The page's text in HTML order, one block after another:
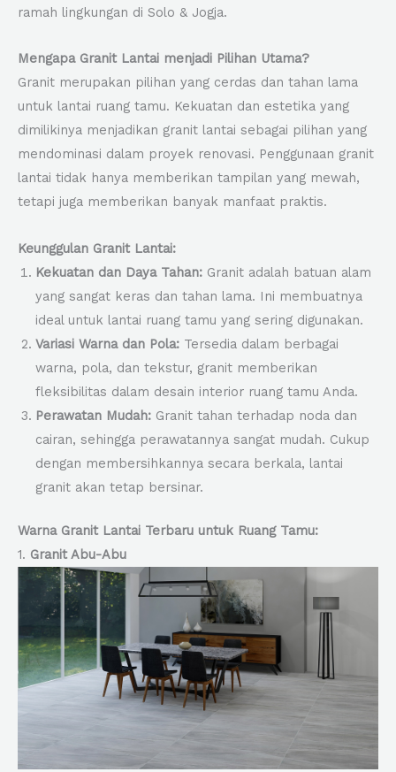
ramah lingkungan di Solo & Jogja.
Mengapa Granit Lantai menjadi Pilihan Utama?
Granit merupakan pilihan yang cerdas dan tahan lama
untuk lantai ruang tamu. Kekuatan dan estetika yang
dimilikinya menjadikan granit lantai sebagai pilihan yang
mendominasi dalam proyek renovasi. Penggunaan granit
lantai tidak hanya memberikan tampilan yang mewah,
tetapi juga memberikan banyak manfaat praktis.
Keunggulan Granit Lantai:
Kekuatan dan Daya Tahan: Granit adalah batuan alam
yang sangat keras dan tahan lama. Ini membuatnya
ideal untuk lantai ruang tamu yang sering digunakan.
Variasi Warna dan Pola: Tersedia dalam berbagai
warna, pola, dan tekstur, granit memberikan
fleksibilitas dalam desain interior ruang tamu Anda.
Perawatan Mudah: Granit tahan terhadap noda dan
cairan, sehingga perawatannya sangat mudah. Cukup
dengan membersihkannya secara berkala, lantai
granit akan tetap bersinar.
Warna Granit Lantai Terbaru untuk Ruang Tamu:
1. Granit Abu-Abu